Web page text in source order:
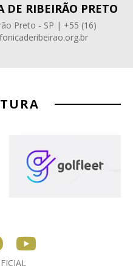
DE RIBEIRÃO PRETO
Preto - SP | +55 (16)